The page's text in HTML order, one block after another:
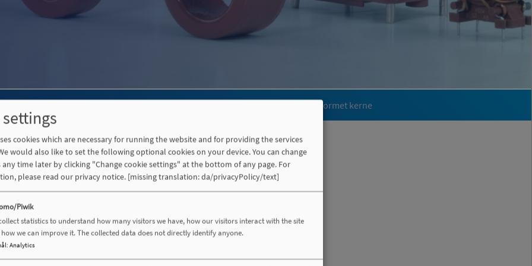
Typeserier amorf og nanokrystallinsk ringformet kerne
for de ringformede kerner
og VITROVAC®(amorf)
spoler i beholder
spoler med epoxyharpiks-fiksering
cookies which are necessary for running the website and for providing the services
would also like to set the following optional cookies on your device. You can change
any time later by clicking "Change cookie settings" at the bottom of any page. For
please read our privacy notice. [missing translation: da/privacyPolicy/text]
Piwik
statistics to understand how many visitors we have, how our visitors interact with the site
we can improve it. The collected data does not directly identify anyone.
: Analytics